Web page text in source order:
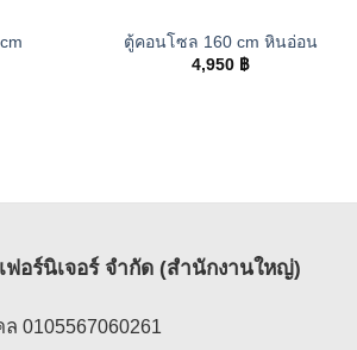
ตู้คอนโซล 160 cm หินอ่อน
4,950 ฿
ฟอร์นิเจอร์ จำกัด (สำนักงานใหญ่)
0105567060261